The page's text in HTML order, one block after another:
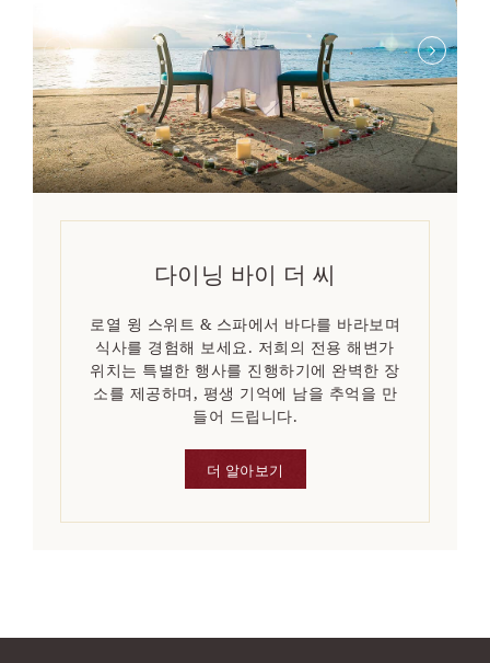
다이닝 바이 더 씨
로열 윙 스위트 & 스파에서 바다를 바라보며
식사를 경험해 보세요. 저희의 전용 해변가
위치는 특별한 행사를 진행하기에 완벽한 장
소를 제공하며, 평생 기억에 남을 추억을 만
들어 드립니다.
더 알아보기